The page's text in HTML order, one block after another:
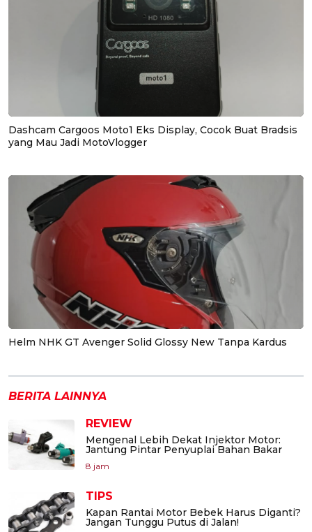
Dashcam Cargoos Moto1 Eks Display, Cocok Buat Bradsis
yang Mau Jadi MotoVlogger
Helm NHK GT Avenger Solid Glossy New Tanpa Kardus
BERITA LAINNYA
REVIEW
Mengenal Lebih Dekat Injektor Motor:
Jantung Pintar Penyuplai Bahan Bakar
8 jam
TIPS
Kapan Rantai Motor Bebek Harus Diganti?
Jangan Tunggu Putus di Jalan!